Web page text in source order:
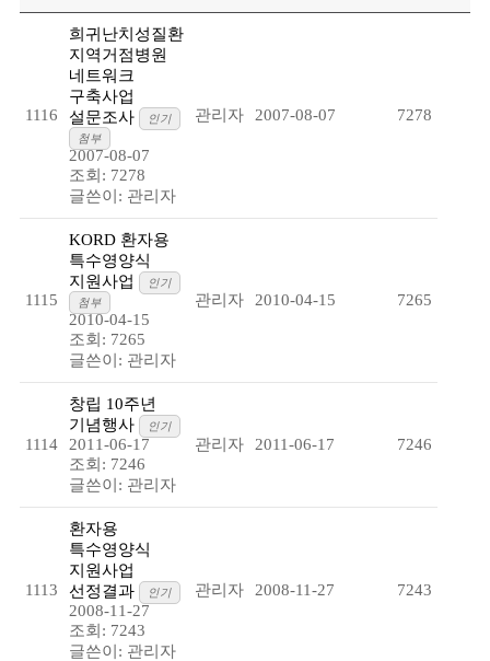
1116
희귀난치성질환
지역거점병원
네트워크
구축사업
설문조사
인기
첨부
2007-08-07
조회: 7278
글쓴이: 관리자
관리자 2007-08-07 7278
1115
KORD 환자용
특수영양식
지원사업
인기
첨부
2010-04-15
조회: 7265
글쓴이: 관리자
관리자 2010-04-15 7265
1114
창립 10주년
기념행사
인기
2011-06-17
조회: 7246
글쓴이: 관리자
관리자 2011-06-17 7246
1113
환자용
특수영양식
지원사업
선정결과
인기
2008-11-27
조회: 7243
글쓴이: 관리자
관리자 2008-11-27 7243